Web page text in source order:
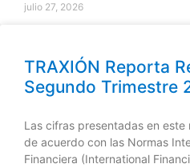
julio 27, 2026
TRAXIÓN Reporta
Segundo Trimestre
Las cifras presentadas en
de acuerdo con las Normas
Financiera (International